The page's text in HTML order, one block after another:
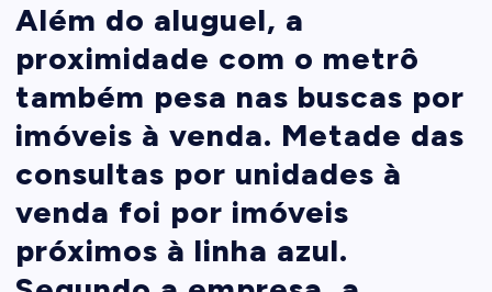
Além do aluguel, a
proximidade com o metrô
também pesa nas buscas por
imóveis à venda. Metade das
consultas por unidades à
venda foi por imóveis
próximos à linha azul.